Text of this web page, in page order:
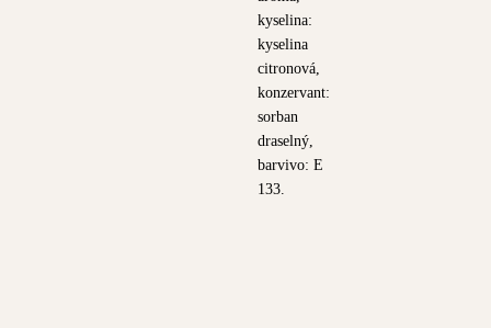
kyselina:
kyselina
citronová,
konzervant:
sorban
draselný,
barvivo: E
133.